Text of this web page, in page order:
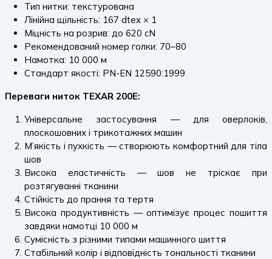
Тип нитки: текстурована
Лінійна щільність: 167 dtex × 1
Міцність на розрив: до 620 cN
Рекомендований номер голки: 70–80
Намотка: 10 000 м
Стандарт якості: PN-EN 12590:1999
Переваги ниток TEXAR 200E:
Універсальне застосування — для оверлоків,
плоскошовних і трикотажних машин
М’якість і пухкість — створюють комфортний для тіла
шов
Висока еластичність — шов не тріскає при
розтягуванні тканини
Стійкість до прання та тертя
Висока продуктивність — оптимізує процес пошиття
завдяки намотці 10 000 м
Сумісність з різними типами машинного шиття
Стабільний колір і відповідність тональності тканини